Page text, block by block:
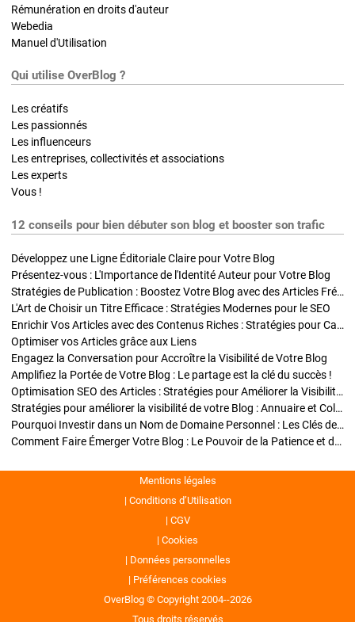
Rémunération en droits d'auteur
Webedia
Manuel d'Utilisation
Qui utilise OverBlog ?
Les créatifs
Les passionnés
Les influenceurs
Les entreprises, collectivités et associations
Les experts
Vous !
12 conseils pour bien débuter son blog et booster son trafic
Développez une Ligne Éditoriale Claire pour Votre Blog
Présentez-vous : L'Importance de l'Identité Auteur pour Votre Blog
Stratégies de Publication : Boostez Votre Blog avec des Articles Fréquents et Exclusifs
L'Art de Choisir un Titre Efficace : Stratégies Modernes pour le SEO
Enrichir Vos Articles avec des Contenus Riches : Stratégies pour Captiver et Optimiser
Optimiser vos Articles grâce aux Liens
Engagez la Conversation pour Accroître la Visibilité de Votre Blog
Amplifiez la Portée de Votre Blog : Le partage est la clé du succès !
Optimisation SEO des Articles : Stratégies pour Améliorer la Visibilité de Votre Blog
Stratégies pour améliorer la visibilité de votre Blog : Annuaire et Collaborations
Pourquoi Investir dans un Nom de Domaine Personnel : Les Clés de la Réussite de Votre Blog
Comment Faire Émerger Votre Blog : Le Pouvoir de la Patience et de la Persévérance
Mentions légales
Conditions d’Utilisation
CGV
Cookies
Données personnelles
Préférences cookies
OverBlog © Copyright 2004--2026
Tous droits réservés